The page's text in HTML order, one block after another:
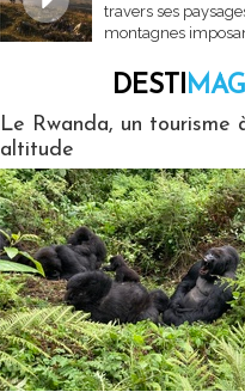
travers ses
montagnes
DESTIMAG
Le Rwanda, un tourisme
altitude